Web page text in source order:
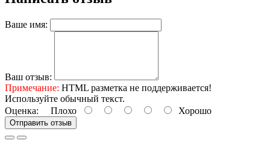
Ваше имя:
Ваш отзыв:
Примечание: HTML разметка не поддерживается!
Используйте обычный текст.
Оценка: Плохо Хорошо
Отправить отзыв